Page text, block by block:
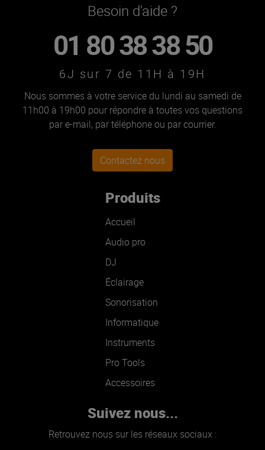
Besoin d'aide ?
01 80 38 38 50
6J sur 7 de 11H à 19H
Nous sommes à votre service du lundi au samedi de
11h00 à 19h00 pour répondre à toutes vos questions
par e-mail, par téléphone ou par courrier.
Contactez nous
Produits
Accueil
Audio pro
DJ
Éclairage
Sonorisation
Informatique
Instruments
Pro Tools
Accessoires
Suivez nous...
Retrouvez nous sur les réseaux sociaux :